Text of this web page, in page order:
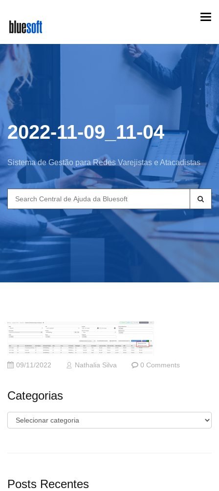
main
content
2022-11-09_11-04
Sistema de Gestão para Redes Varejistas e Atacadistas
Search
for:
09/11/2022 Nathalia Silva 0 Comments
Categorias
Categorias
Posts Recentes